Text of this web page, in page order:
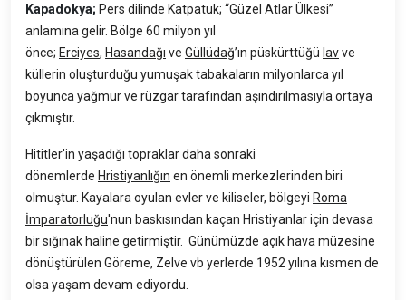
Kapadokya; Pers dilinde Katpatuk; “Güzel Atlar Ülkesi”
anlamına gelir. Bölge 60 milyon yıl
önce; Erciyes, Hasandağı ve Güllüdağ’ın püskürttüğü lavve
küllerin oluşturduğu yumuşak tabakaların milyonlarca yıl
boyunca yağmurve rüzgartarafından aşındırılmasıyla ortaya
çıkmıştır.
Hititler'in yaşadığı topraklar daha sonraki
dönemlerde Hristiyanlığın en önemli merkezlerinden biri
olmuştur. Kayalara oyulan evler ve kiliseler, bölgeyi Roma
İmparatorluğu'nun baskısından kaçan Hristiyanlar için devasa
bir sığınak haline getirmiştir. Günümüzde açık hava müzesine
dönüştürülen Göreme, Zelve vb yerlerde 1952 yılına kısmen de
olsa yaşam devam ediyordu.